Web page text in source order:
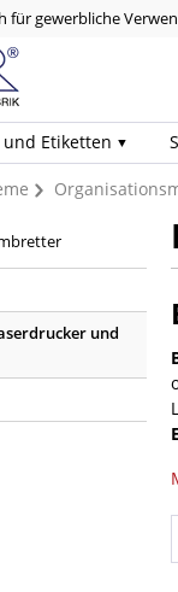
für gewerbliche
Etiketten
und